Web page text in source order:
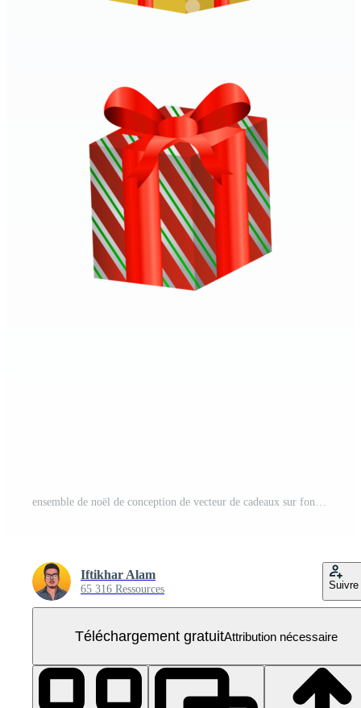
ensemble de noël de conception de vecteur de cadeaux sur fond blanc. conception de boîte-cadeau avec du papier d'emballage multicolore et aussi avec un ruban coloré. collection de cadeaux pour les anniversaires, les anniversaires ou les événements de Noël. PNG Gratuit
Iftikhar Alam
65 316 Ressources Suivre
Téléchargement gratuitAttribution nécessaire